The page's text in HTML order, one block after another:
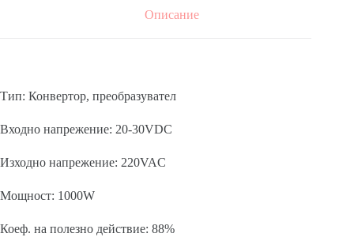
Описание
Тип: Конвертор, преобразувател
Входно напрежение: 20-30VDC
Изходно напрежение: 220VAC
Мощност: 1000W
Коеф. на полезно действие: 88%